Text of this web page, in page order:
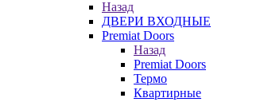
Назад
ДВЕРИ ВХОДНЫЕ
Premiat Doors
Назад
Premiat Doors
Термо
Квартирные